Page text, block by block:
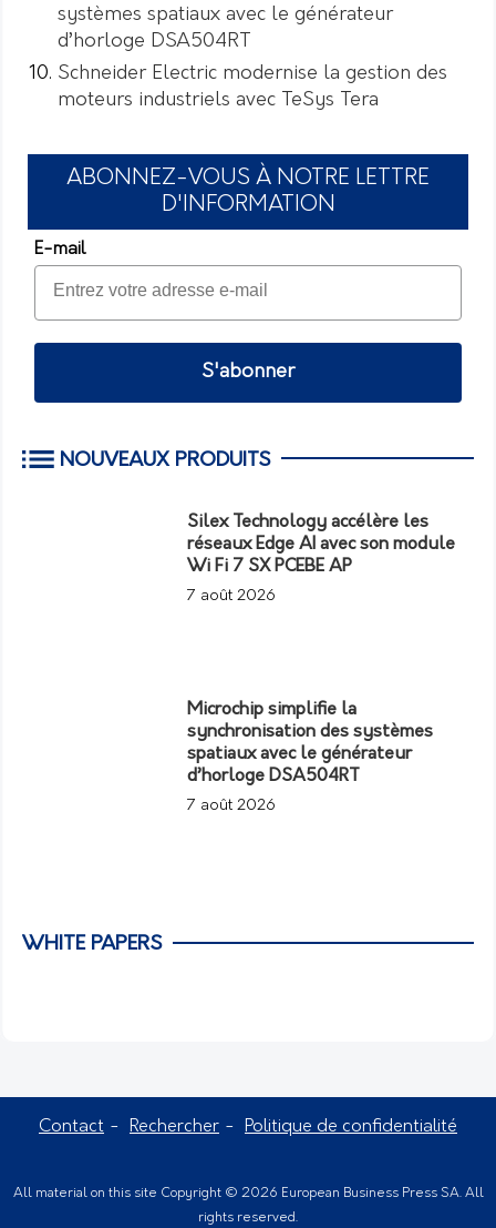
systèmes spatiaux avec le générateur
d’horloge DSA504RT
Schneider Electric modernise la gestion des
moteurs industriels avec TeSys Tera
ABONNEZ-VOUS À NOTRE LETTRE
D'INFORMATION
E-mail
S'abonner
NOUVEAUX PRODUITS
Silex Technology accélère les
réseaux Edge AI avec son module
Wi Fi 7 SX PCEBE AP
7 août 2026
Microchip simplifie la
synchronisation des systèmes
spatiaux avec le générateur
d’horloge DSA504RT
7 août 2026
WHITE PAPERS
Contact Rechercher Politique de confidentialité
All material on this site Copyright © 2026 European Business Press SA. All
rights reserved.